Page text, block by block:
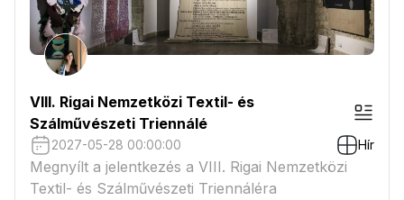
VIII. Rigai Nemzetközi Textil- és
Szálművészeti Triennálé
2027-05-28 00:00:00 Hír
Megnyílt a jelentkezés a VIII. Rigai Nemzetközi
Textil- és Szálművészeti Triennáléra